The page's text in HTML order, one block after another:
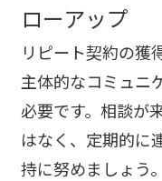
ローアップ
リピート契約の獲
主体的なコミュニ
必要です。相談が
はなく、定期的に
持に努めましょう